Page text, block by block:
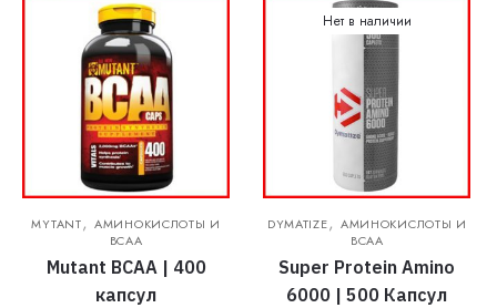
MYTANT,АМИНОКИСЛОТЫ И
BCAA
Mutant BCAA | 400
капсул
Нет в наличии
DYMATIZE, АМИНОКИСЛОТЫ И
BCAA
Super Protein Amino
6000 | 500 Капсул